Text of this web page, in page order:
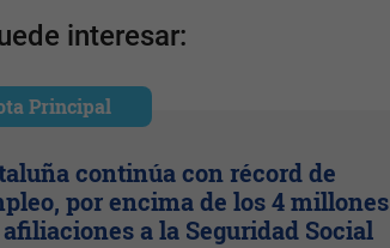
interesar:
Principal
continúa con récord de
por encima de los 4 millones
a la Seguridad Social